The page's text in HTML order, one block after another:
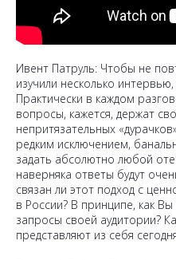
Ивент Патруль: Чтобы не
изучили несколько
Практически в каждом
вопросы, кажется, держат
непритязательных
редким исключением,
задать абсолютно любой
наверняка ответы будут
связан ли этот подход с
в России? В принципе, как
запросы своей аудитории?
представляют из себя